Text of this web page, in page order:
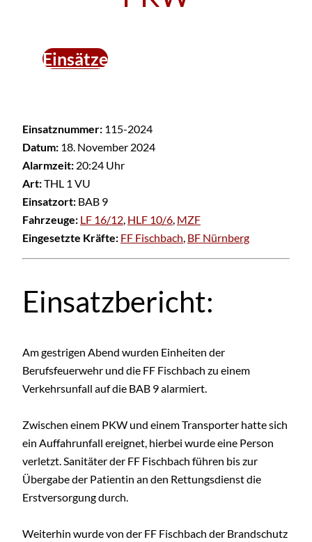
Einsätze
Einsatznummer: 115-2024
Datum: 18. November 2024
Alarmzeit: 20:24 Uhr
Art:THL 1 VU
Einsatzort: BAB 9
Fahrzeuge: LF 16/12, HLF 10/6, MZF
Eingesetzte Kräfte: FF Fischbach, BF Nürnberg
Einsatzbericht:
Am gestrigen Abend wurden Einheiten der
Berufsfeuerwehr und die FF Fischbach zu einem
Verkehrsunfall auf die BAB 9 alarmiert.
Zwischen einem PKW und einem Transporter hatte sich
ein Auffahrunfall ereignet, hierbei wurde eine Person
verletzt. Sanitäter der FF Fischbach führen bis zur
Übergabe der Patientin an den Rettungsdienst die
Erstversorgung durch.
Weiterhin wurde von der FF Fischbach der Brandschutz